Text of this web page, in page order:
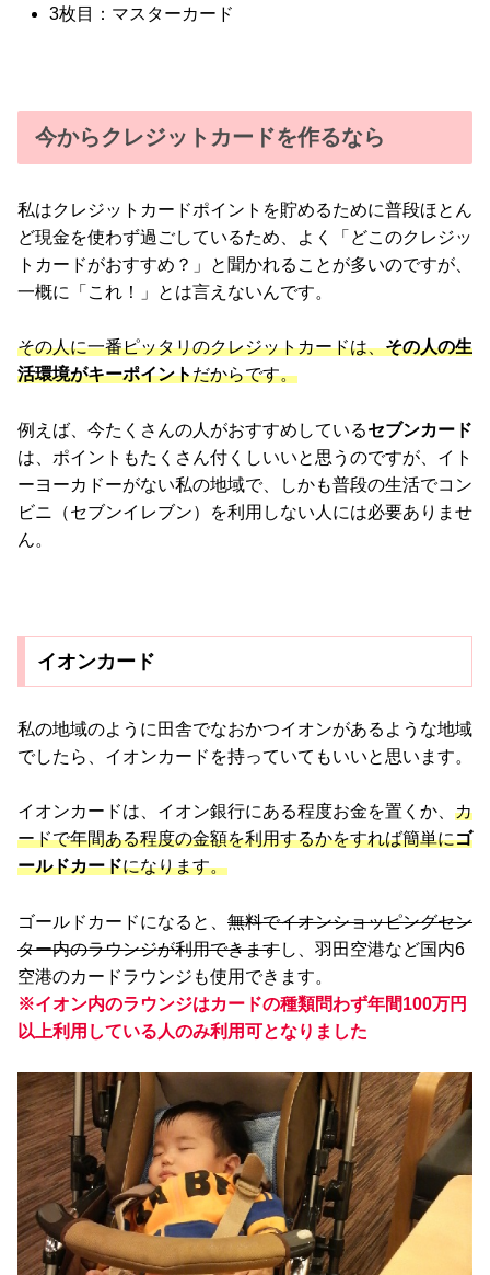
3枚目：マスターカード
今からクレジットカードを作るなら
私はクレジットカードポイントを貯めるために普段ほとん
ど現金を使わず過ごしているため、よく「どこのクレジッ
トカードがおすすめ？」と聞かれることが多いのですが、
一概に「これ！」とは言えないんです。
その人に一番ピッタリのクレジットカードは、その人の生
活環境がキーポイントだからです。
例えば、今たくさんの人がおすすめしているセブンカード
は、ポイントもたくさん付くしいいと思うのですが、イト
ーヨーカドーがない私の地域で、しかも普段の生活でコン
ビニ（セブンイレブン）を利用しない人には必要ありませ
ん。
イオンカード
私の地域のように田舎でなおかつイオンがあるような地域
でしたら、イオンカードを持っていてもいいと思います。
イオンカードは、イオン銀行にある程度お金を置くか、 カ
ードで年間ある程度の金額を利用するかをすれば簡単にゴ
ールドカードになります。
ゴールドカードになると、 無料でイオンショッピングセン
ター内のラウンジが利用できますし、羽田空港など国内6
空港のカードラウンジも使用できます。
※イオン内のラウンジはカードの種類問わず年間100万円
以上利用している人のみ利用可となりました